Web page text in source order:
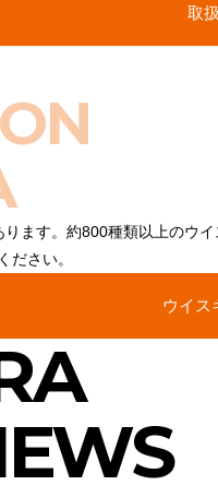
取
ます。約800種類以上のウ
ださい。
ウイス